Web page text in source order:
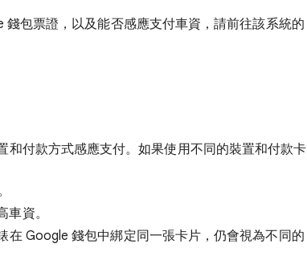
包票證，以及能否感應支付車資，請前往該系統的
和付款方式感應支付。如果使用不同的裝置和付款卡
資。
在 Google 錢包中綁定同一張卡片，仍會視為不同的